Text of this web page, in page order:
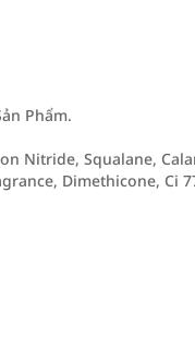
Phẩm.
Nitride, Squalane,
Dimethicone, Ci